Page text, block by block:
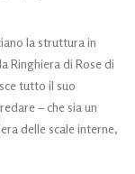
la struttura in
Ringhiera di Rose di
tutto il suo
– che sia un
delle scale interne,